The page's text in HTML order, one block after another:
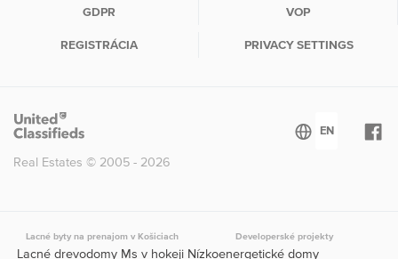
GDPR VOP
REGISTRÁCIA PRIVACY SETTINGS
Real Estates © 2005 - 2026
Lacné byty na prenajom v Košiciach Developerské projekty
Lacné drevodomy Ms v hokeji Nízkoenergetické domy